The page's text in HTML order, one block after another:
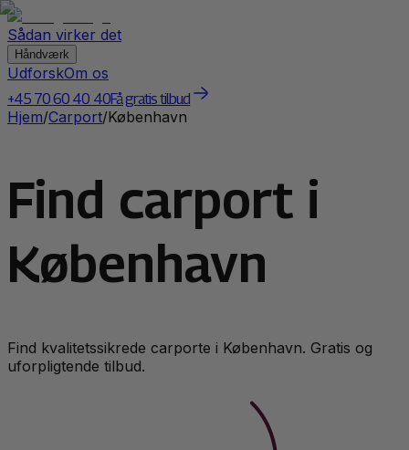
Sådan virker det
Håndværk
UdforskOm os
+45 70 60 40 40Få gratis tilbud
Hjem/Carport/København
Find carport i
København
Find kvalitetssikrede carporte i København. Gratis og
uforpligtende tilbud.